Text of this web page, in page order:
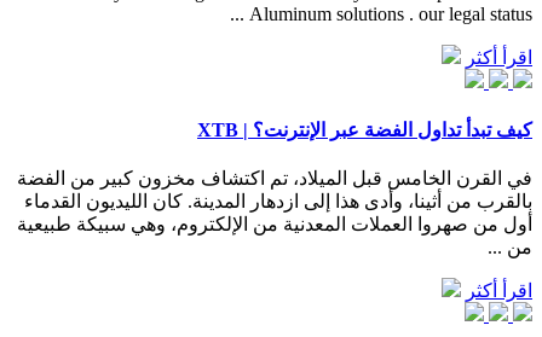
Aluminum solutions . our legal status ...
اقرأ أكثر
كيف تبدأ تداول الفضة عبر الإنترنت؟ | XTB
في القرن الخامس قبل الميلاد، تم اكتشاف مخزون كبير من الفضة
بالقرب من أثينا، وأدى هذا إلى ازدهار المدينة. كان الليديون القدماء
أول من صهروا العملات المعدنية من الإلكتروم، وهي سبيكة طبيعية
من ...
اقرأ أكثر